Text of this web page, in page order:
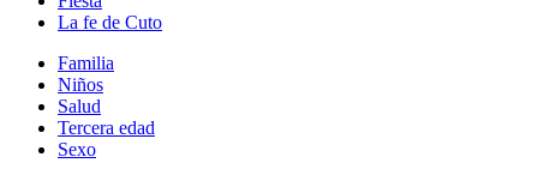
La fe de Cuto
Familia
Niños
Salud
Tercera edad
Sexo